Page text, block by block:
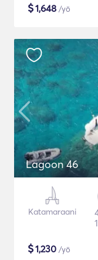
$1,648 /yö
Lagoon 46
Katamaraani
$1,230 /yö